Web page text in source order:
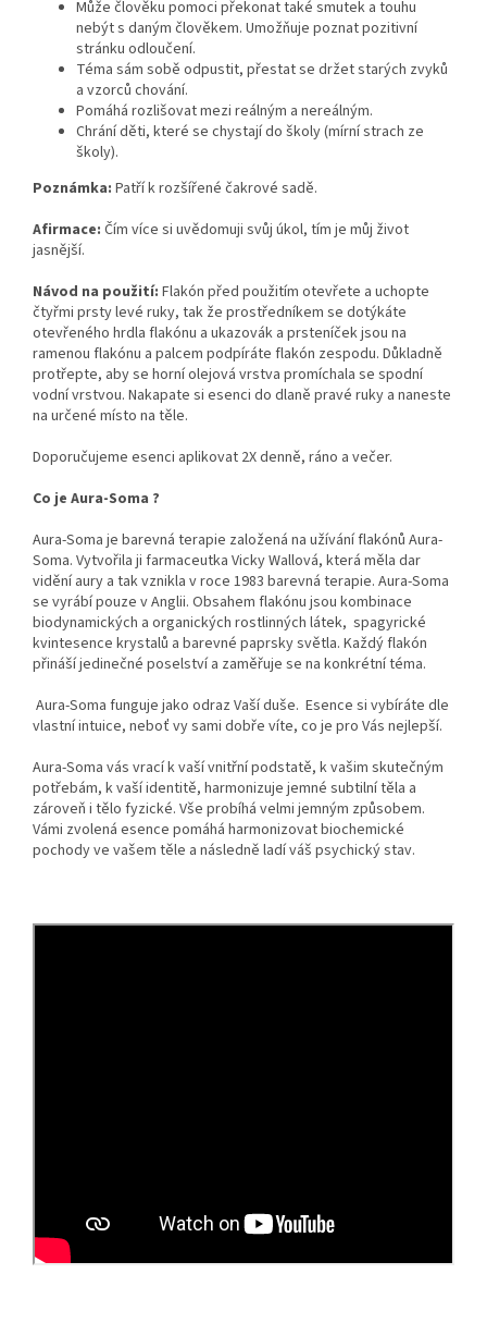
Může člověku pomoci překonat také smutek a touhu
nebýt s daným člověkem. Umožňuje poznat pozitivní
stránku odloučení.
Téma sám sobě odpustit, přestat se držet starých zvyků
a vzorců chování.
Pomáhá rozlišovat mezi reálným a nereálným.
Chrání děti, které se chystají do školy (mírní strach ze
školy).
Poznámka: Patří k rozšířené čakrové sadě.
Afirmace: Čím více si uvědomuji svůj úkol, tím je můj život
jasnější.
Návod na použití: Flakón před použitím otevřete a uchopte
čtyřmi prsty levé ruky, tak že prostředníkem se dotýkáte
otevřeného hrdla flakónu a ukazovák a prsteníček jsou na
ramenou flakónu a palcem podpíráte flakón zespodu. Důkladně
protřepte, aby se horní olejová vrstva promíchala se spodní
vodní vrstvou. Nakapate si esenci do dlaně pravé ruky a naneste
na určené místo na těle.
Doporučujeme esenci aplikovat 2X denně, ráno a večer.
Co je Aura-Soma ?
Aura-Soma je barevná terapie založená na užívání flakónů Aura-
Soma. Vytvořila ji farmaceutka Vicky Wallová, která měla dar
vidění aury a tak vznikla v roce 1983 barevná terapie. Aura-Soma
se vyrábí pouze v Anglii. Obsahem flakónu jsou kombinace
biodynamických a organických rostlinných látek, spagyrické
kvintesence krystalů a barevné paprsky světla. Každý flakón
přináší jedinečné poselství a zaměřuje se na konkrétní téma.
Aura-Soma funguje jako odraz Vaší duše. Esence si vybíráte dle
vlastní intuice, neboť vy sami dobře víte, co je pro Vás nejlepší.
Aura-Soma vás vrací k vaší vnitřní podstatě, k vašim skutečným
potřebám, k vaší identitě, harmonizuje jemné subtilní těla a
zároveň i tělo fyzické. Vše probíhá velmi jemným způsobem.
Vámi zvolená esence pomáhá harmonizovat biochemické
pochody ve vašem těle a následně ladí váš psychický stav.